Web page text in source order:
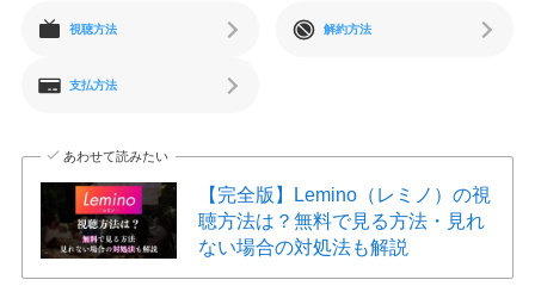
視聴方法 解約方法
支払方法
あわせて読みたい
【完全版】Lemino（レミノ）の視
聴方法は？無料で見る方法・見れ
ない場合の対処法も解説